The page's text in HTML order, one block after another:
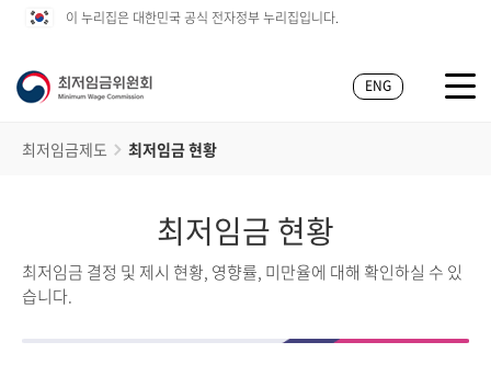
이 누리집은 대한민국 공식 전자정부 누리집입니다.
ENG
최저임금제도 최저임금 현황
최저임금 현황
최저임금 결정 및 제시 현황, 영향률, 미만율에 대해 확인하실 수 있
습니다.